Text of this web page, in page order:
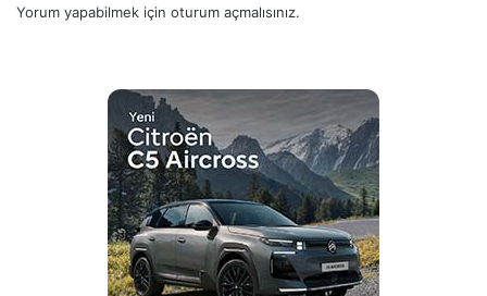
Yorum yapabilmek için oturum açmalısınız.